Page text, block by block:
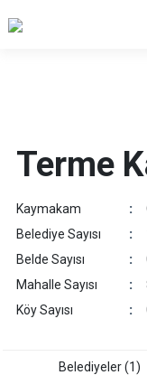
Alaçam
Ayvacık
Bafra
Çarşamba
Havza
Terme
Kaymakam :
Belediye Sayısı
:
Belde Sayısı
:
Mahalle Sayısı
:
Köy Sayısı
:
Belediyeler (1)